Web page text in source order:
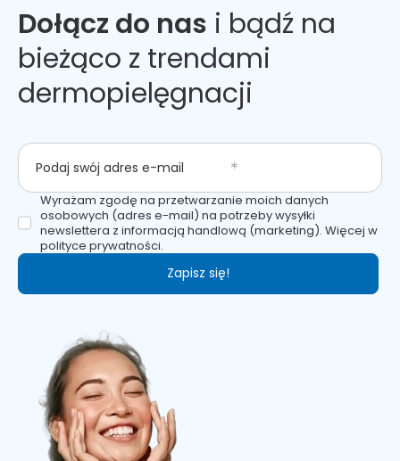
Dołącz do nas i bądź na
bieżąco z trendami
dermopielęgnacji
Podaj swój adres e-mail
Wyrażam zgodę na przetwarzanie moich danych
osobowych (adres e-mail) na potrzeby wysyłki
newslettera z informacją handlową (marketing). Więcej w
polityce prywatności.
Zapisz się!